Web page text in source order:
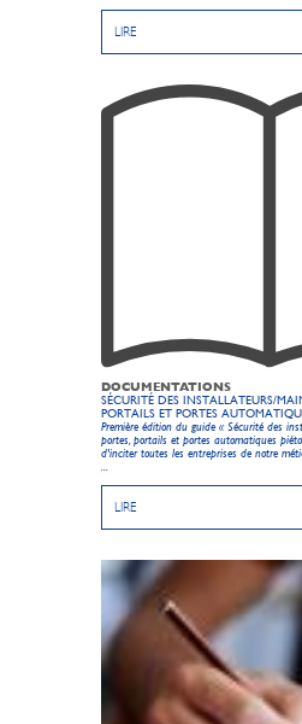
LIRE
DOCUMENTATIONS
SÉCURITÉ DES INSTALLATEURS/
PORTAILS ET PORTES
Première édition du guide « Sécurité des
portes, portails et portes automatiques
d'inciter toutes les entreprises de notre
LIRE